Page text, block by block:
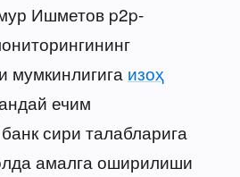
Ишметов p2p-
мумкинлигига изоҳ
ечим
сири талабларига
амалга оширилиши